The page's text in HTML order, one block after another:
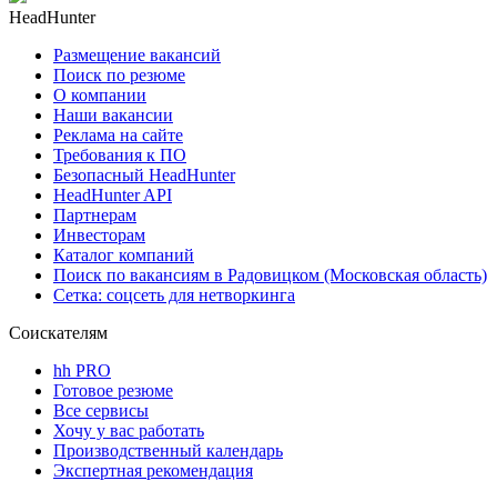
HeadHunter
Размещение вакансий
Поиск по резюме
О компании
Наши вакансии
Реклама на сайте
Требования к ПО
Безопасный HeadHunter
HeadHunter API
Партнерам
Инвесторам
Каталог компаний
Поиск по вакансиям в Радовицком (Московская область)
Сетка: соцсеть для нетворкинга
Соискателям
hh PRO
Готовое резюме
Все сервисы
Хочу у вас работать
Производственный календарь
Экспертная рекомендация